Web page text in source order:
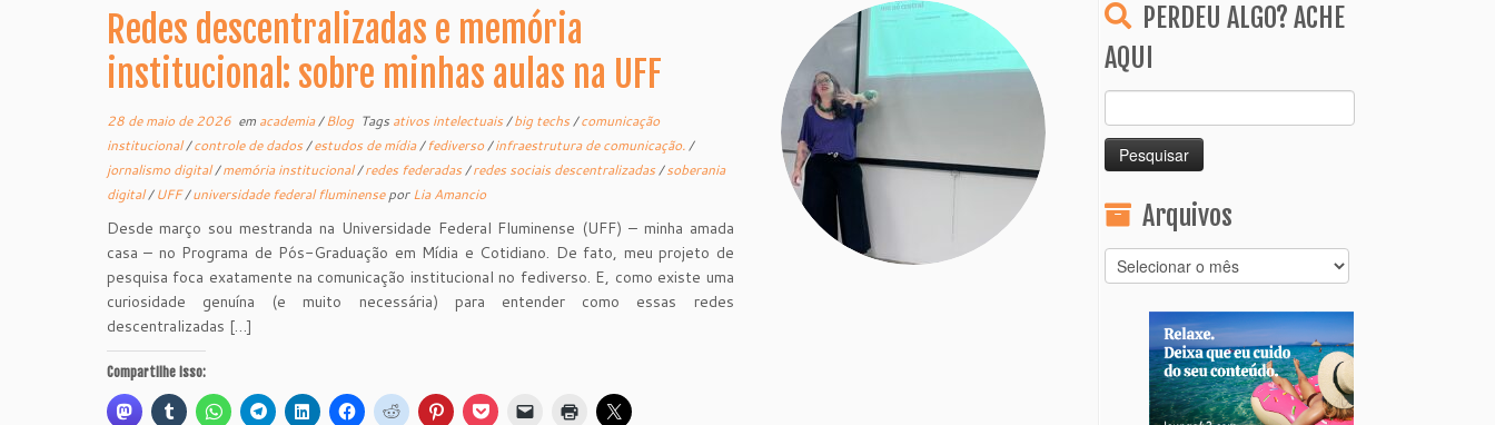
Redes descentralizadas e memória
institucional: sobre minhas aulas na UFF
28 de maio de 2026em academia/Blog Tags ativos intelectuais/big techs/comunicação
institucional/controle de dados/estudos de mídia/fediverso/infraestrutura de comunicação./
jornalismo digital/memória institucional/redes federadas/redes sociais descentralizadas/soberania
digital/UFF/universidade federal fluminenseporLia Amancio
Desde março sou mestranda na Universidade Federal Fluminense (UFF) – minha amada
casa – no Programa de Pós-Graduação em Mídia e Cotidiano. De fato, meu projeto de
pesquisa foca exatamente na comunicação institucional no fediverso. E, como existe uma
curiosidade genuína (e muito necessária) para entender como essas redes
descentralizadas […]
Compartilhe isso:
PERDEU ALGO? ACHE
AQUI
por:
Arquivos
Arquivos